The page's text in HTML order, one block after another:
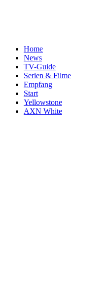
Home
News
TV-Guide
Serien & Filme
Empfang
Start
Yellowstone
AXN White